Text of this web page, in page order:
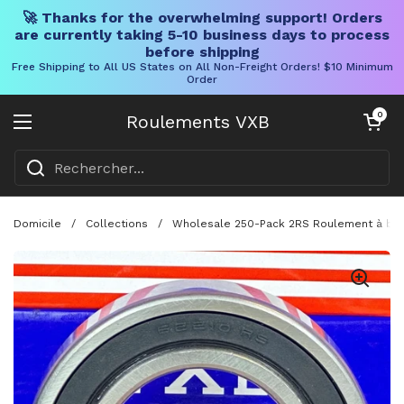
🚀 Thanks for the overwhelming support! Orders
are currently taking 5-10 business days to process
before shipping
Free Shipping to All US States on All Non-Freight Orders! $10 Minimum
Order
Roulements VXB
Ouvrir le menu
Chariot
0
Domicile / Collections / Wholesale 250-Pack 2RS Roulement à